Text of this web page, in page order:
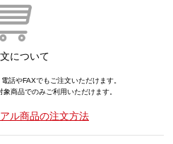
について
話やFAXでもご注文いただけます。
商品でのみご利用いただけます。
ル商品の注文方法